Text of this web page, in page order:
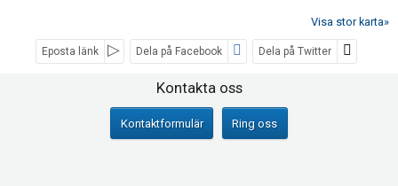
Visa stor karta»
Eposta länk Dela på Facebook Dela på Twitter
Sociala medier
Kontakta oss
Kontaktformulär Ring oss